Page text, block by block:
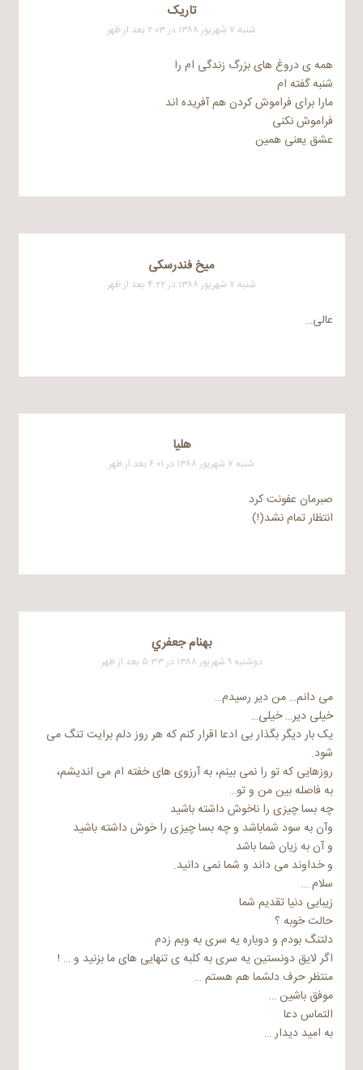
تاریک
شنبه ۷ شهریور ۱۳۸۸ در ۲:۰۳ بعد از ظهر
همه ی دروغ های بزرگ زندگی ام را
شنبه گفته ام
مارا برای فراموش کردن هم آفریده اند
فراموش نکنی
عشق یعنی همین
ميخ فندرسکی
شنبه ۷ شهریور ۱۳۸۸ در ۴:۲۲ بعد از ظهر
عالی…
هلیا
شنبه ۷ شهریور ۱۳۸۸ در ۶:۰۱ بعد از ظهر
صبرمان عفونت کرد
انتظار تمام نشد(!)
بهنام جعفري
دوشنبه ۹ شهریور ۱۳۸۸ در ۵:۳۳ بعد از ظهر
می دانم… من دیر رسیدم…
خیلی دیر… خیلی…
یک بار دیگر بگذار بی ادعا اقرار کنم که هر روز دلم برایت تنگ می
شود.
روزهایی که تو را نمی بینم، به آرزوی های خفته ام می اندیشم،
به فاصله بین من و تو…
چه بسا چیزی را ناخوش داشته باشید
وآن به سود شماباشد و چه بسا چیزی را خوش داشته باشید
و آن به زیان شما باشد
و خداوند می داند و شما نمی دانید.
سلام …
زیبایی دنیا تقدیم شما
حالت خوبه ؟
دلتنگ بودم و دوباره یه سری به وبم زدم
اگر لایق دونستین یه سری به کلبه ی تنهایی های ما بزنید و … !
منتظر حرف دلشما هم هستم …
موفق باشین …
التماس دعا
به امید دیدار …